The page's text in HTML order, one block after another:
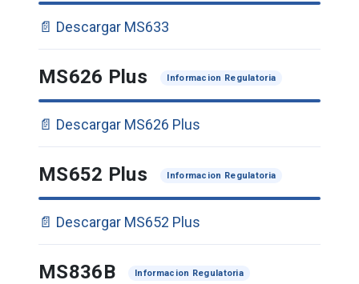
📄 Descargar MS633
MS626 Plus Informacion Regulatoria
📄 Descargar MS626 Plus
MS652 Plus Informacion Regulatoria
📄 Descargar MS652 Plus
MS836B Informacion Regulatoria